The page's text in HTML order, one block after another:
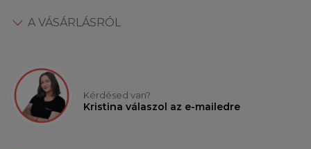
A VÁSÁRLÁSRÓL
Kérdésed van?
Kristina válaszol az e-mailedre